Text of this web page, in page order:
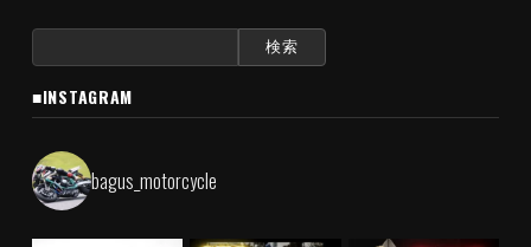
■INSTAGRAM
bagus_motorcycle